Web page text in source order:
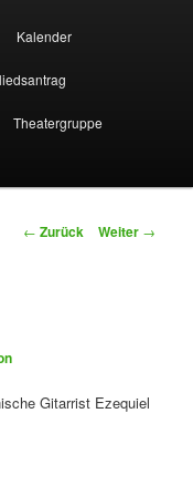
Kalender
Theatergruppe
Beitragsnavigation
← Zurück Weiter →
Gitarrist Ezequiel